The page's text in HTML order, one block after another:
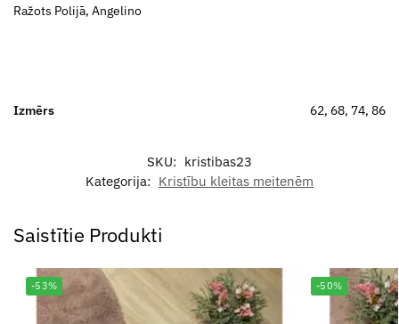
Ražots Polijā, Angelino
Izmērs 62, 68, 74, 86
SKU: kristibas23
Kategorija: Kristību kleitas meitenēm
Saistītie Produkti
-53% -50%